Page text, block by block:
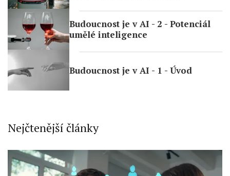
Budoucnost je v AI - 2 - Potenciál
umělé inteligence
Budoucnost je v AI - 1 - Úvod
Nejčtenější články